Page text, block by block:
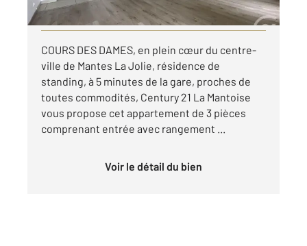
Visiter le site dédié
COURS DES DAMES, en plein cœur du centre-
ville de Mantes La Jolie, résidence de
standing, à 5 minutes de la gare, proches de
toutes commodités, Century 21 La Mantoise
vous propose cet appartement de 3 pièces
comprenant entrée avec rangement ...
Voir le détail du bien